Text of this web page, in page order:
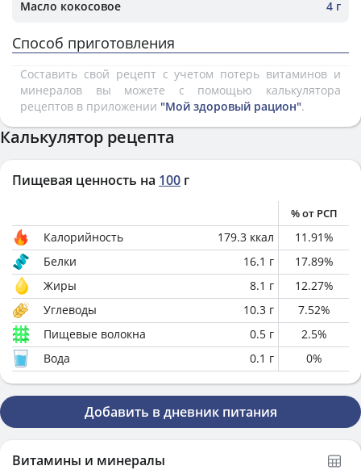
Масло кокосовое 4 г
Способ приготовления
Составить свой рецепт с учетом потерь витаминов и
минералов вы можете с помощью калькулятора
рецептов в приложении "Мой здоровый рацион".
Калькулятор рецепта
Пищевая ценность на 100 г
% от РСП
Калорийность 179.3 ккал 11.91%
Белки
16.1 г 17.89%
Жиры
8.1 г 12.27%
Углеводы
10.3 г 7.52%
Пищевые волокна
0.5 г 2.5%
Вода
0.1 г 0%
Добавить в дневник питания
Витамины и минералы